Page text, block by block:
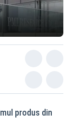
produs din